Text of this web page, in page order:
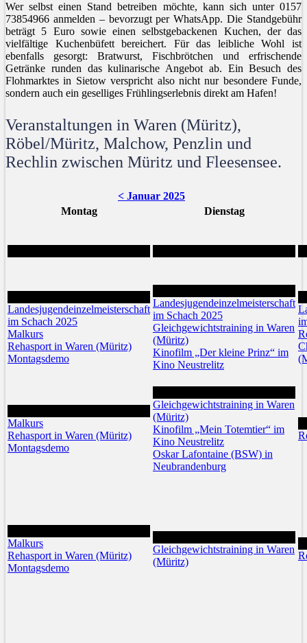
Wer selbst einen Stand betreiben möchte, kann sich unter 0157
73854966 anmelden – bevorzugt per WhatsApp. Die Standgebühr
beträgt 5 Euro sowie einen selbstgebackenen Kuchen, der das
vielfältige Kuchenbüfett bereichert. Für das leibliche Wohl ist
ebenfalls gesorgt: Bratwurst, Fischbrötchen und erfrischende
Getränke runden das kulinarische Angebot ab. Ein Besuch des
Flohmarktes in Sietow verspricht also nicht nur besondere Funde,
sondern auch ein geselliges Frühlingserlebnis direkt am Hafen!
Veranstaltungen in Waren (Müritz),
Röbel/Müritz, Malchow, Penzlin und
Rechlin zwischen Müritz und Fleesensee.
< Januar 2025
Montag
Dienstag
Landesjugendeinzelmeisterschaft
im Schach 2025
Malkurs
Rehasport in Waren (Müritz)
Montagsdemo
Landesjugendeinzelmeisterschaft
im Schach 2025
Gleichgewichtstraining in Waren
(Müritz)
Kinofilm „Der kleine Prinz“ im
Kino Neustrelitz
Malkurs
Rehasport in Waren (Müritz)
Montagsdemo
Gleichgewichtstraining in Waren
(Müritz)
Kinofilm „Mein Totemtier“ im
Kino Neustrelitz
Oskar Lafontaine (BSW) in
Neubrandenburg
Malkurs
Rehasport in Waren (Müritz)
Montagsdemo
Gleichgewichtstraining in Waren
(Müritz)